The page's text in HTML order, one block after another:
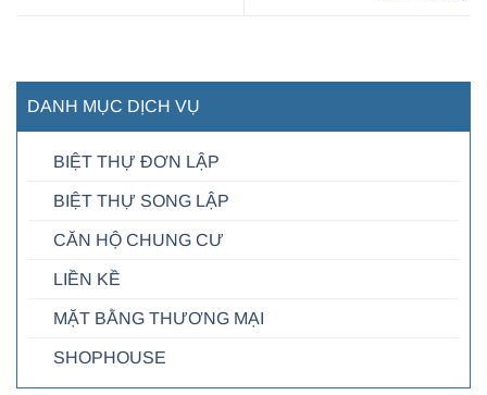
DANH MỤC DỊCH VỤ
BIỆT THỰ ĐƠN LẬP
BIỆT THỰ SONG LẬP
CĂN HỘ CHUNG CƯ
LIỀN KỀ
MẶT BẰNG THƯƠNG MẠI
SHOPHOUSE